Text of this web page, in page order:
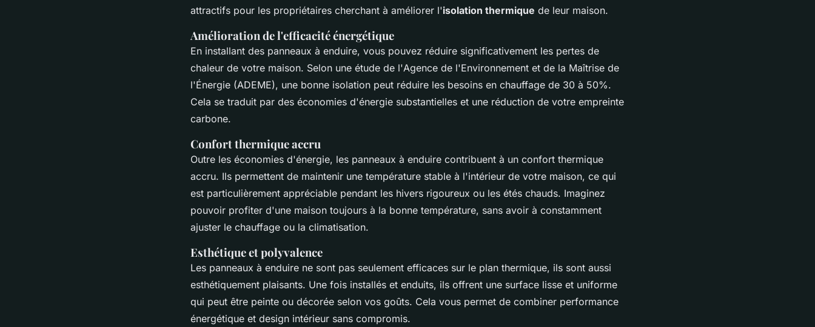
attractifs pour les propriétaires cherchant à améliorer l'isolation thermique de leur maison.
Amélioration de l'efficacité énergétique
En installant des panneaux à enduire, vous pouvez réduire significativement les pertes de
chaleur de votre maison. Selon une étude de l'Agence de l'Environnement et de la Maîtrise de
l'Énergie (ADEME), une bonne isolation peut réduire les besoins en chauffage de 30 à 50%.
Cela se traduit par des économies d'énergie substantielles et une réduction de votre empreinte
carbone.
Confort thermique accru
Outre les économies d'énergie, les panneaux à enduire contribuent à un confort thermique
accru. Ils permettent de maintenir une température stable à l'intérieur de votre maison, ce qui
est particulièrement appréciable pendant les hivers rigoureux ou les étés chauds. Imaginez
pouvoir profiter d'une maison toujours à la bonne température, sans avoir à constamment
ajuster le chauffage ou la climatisation.
Esthétique et polyvalence
Les panneaux à enduire ne sont pas seulement efficaces sur le plan thermique, ils sont aussi
esthétiquement plaisants. Une fois installés et enduits, ils offrent une surface lisse et uniforme
qui peut être peinte ou décorée selon vos goûts. Cela vous permet de combiner performance
énergétique et design intérieur sans compromis.